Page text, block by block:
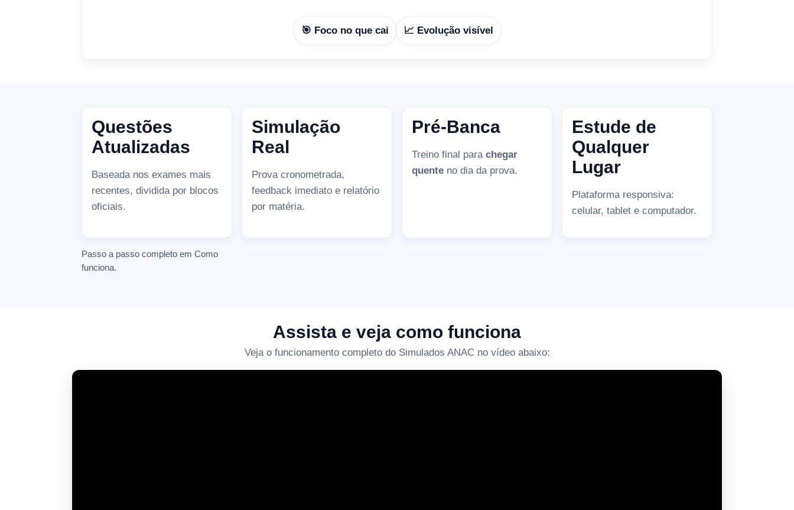
🎯 Foco no que cai 📈 Evolução visível
Questões
Atualizadas
Baseada nos exames mais
recentes, dividida por blocos
oficiais.
Simulação
Real
Prova cronometrada,
feedback imediato e relatório
por matéria.
Pré-Banca
Treino final para chegar
quente no dia da prova.
Estude de
Qualquer
Lugar
Plataforma responsiva:
celular, tablet e computador.
Passo a passo completo em Como
funciona.
Assista e veja como funciona
Veja o funcionamento completo do Simulados ANAC no vídeo abaixo: